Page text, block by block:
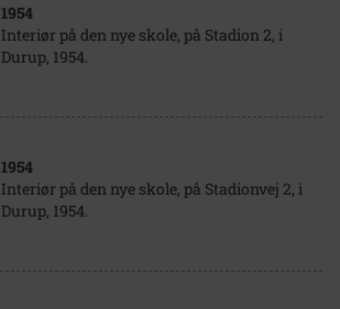
1954
Interiør på den nye skole, på Stadion 2, i
Durup, 1954.
1954
Interiør på den nye skole, på Stadionvej 2, i
Durup, 1954.